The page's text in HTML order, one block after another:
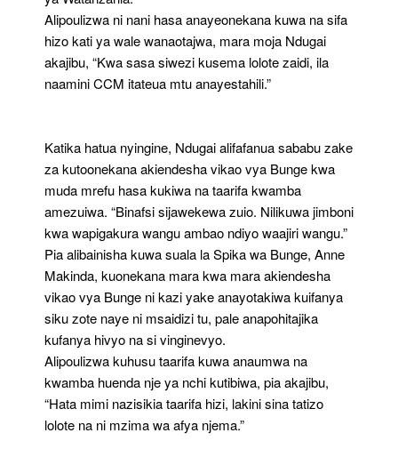
Alipoulizwa ni nani hasa anayeonekana kuwa na sifa
hizo kati ya wale wanaotajwa, mara moja Ndugai
akajibu, “Kwa sasa siwezi kusema lolote zaidi, ila
naamini CCM itateua mtu anayestahili.”
Katika hatua nyingine, Ndugai alifafanua sababu zake
za kutoonekana akiendesha vikao vya Bunge kwa
muda mrefu hasa kukiwa na taarifa kwamba
amezuiwa. “Binafsi sijawekewa zuio. Nilikuwa jimboni
kwa wapigakura wangu ambao ndiyo waajiri wangu.”
Pia alibainisha kuwa suala la Spika wa Bunge, Anne
Makinda, kuonekana mara kwa mara akiendesha
vikao vya Bunge ni kazi yake anayotakiwa kuifanya
siku zote naye ni msaidizi tu, pale anapohitajika
kufanya hivyo na si vinginevyo.
Alipoulizwa kuhusu taarifa kuwa anaumwa na
kwamba huenda nje ya nchi kutibiwa, pia akajibu,
“Hata mimi nazisikia taarifa hizi, lakini sina tatizo
lolote na ni mzima wa afya njema.”